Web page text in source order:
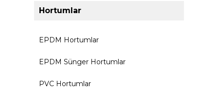
Hortumlar
EPDM Hortumlar
EPDM Sünger Hortumlar
PVC Hortumlar